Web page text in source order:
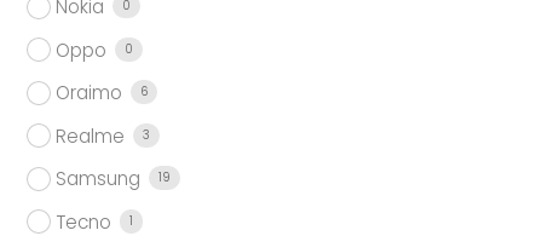
Nokia 0
Oppo 0
Oraimo 6
Realme 3
Samsung 19
Tecno 1